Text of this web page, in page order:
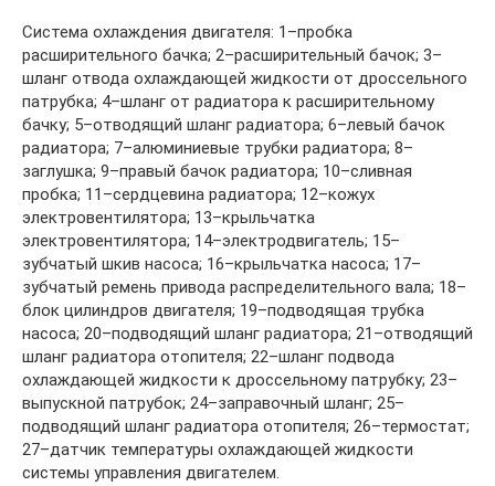
Система охлаждения двигателя: 1–пробка
расширительного бачка; 2–расширительный бачок; 3–
шланг отвода охлаждающей жидкости от дроссельного
патрубка; 4–шланг от радиатора к расширительному
бачку; 5–отводящий шланг радиатора; 6–левый бачок
радиатора; 7–алюминиевые трубки радиатора; 8–
заглушка; 9–правый бачок радиатора; 10–сливная
пробка; 11–сердцевина радиатора; 12–кожух
электровентилятора; 13–крыльчатка
электровентилятора; 14–электродвигатель; 15–
зубчатый шкив насоса; 16–крыльчатка насоса; 17–
зубчатый ремень привода распределительного вала; 18–
блок цилиндров двигателя; 19–подводящая трубка
насоса; 20–подводящий шланг радиатора; 21–отводящий
шланг радиатора отопителя; 22–шланг подвода
охлаждающей жидкости к дроссельному патрубку; 23–
выпускной патрубок; 24–заправочный шланг; 25–
подводящий шланг радиатора отопителя; 26–термостат;
27–датчик температуры охлаждающей жидкости
системы управления двигателем.